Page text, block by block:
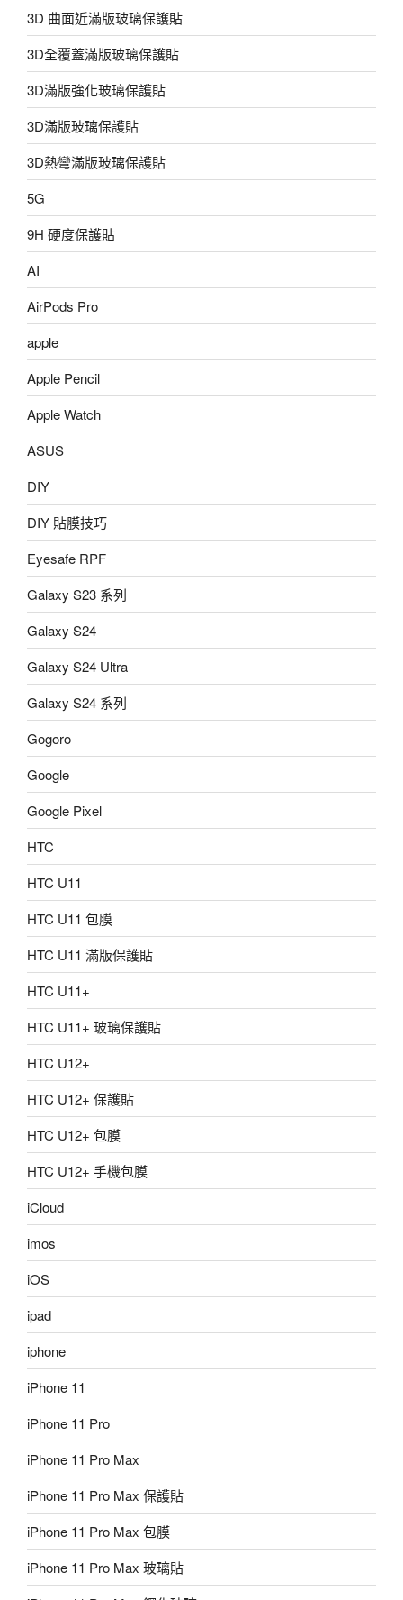
3D 曲面近滿版玻璃保護貼
3D全覆蓋滿版玻璃保護貼
3D滿版強化玻璃保護貼
3D滿版玻璃保護貼
3D熱彎滿版玻璃保護貼
5G
9H 硬度保護貼
AI
AirPods Pro
apple
Apple Pencil
Apple Watch
ASUS
DIY
DIY 貼膜技巧
Eyesafe RPF
Galaxy S23 系列
Galaxy S24
Galaxy S24 Ultra
Galaxy S24 系列
Gogoro
Google
Google Pixel
HTC
HTC U11
HTC U11 包膜
HTC U11 滿版保護貼
HTC U11+
HTC U11+ 玻璃保護貼
HTC U12+
HTC U12+ 保護貼
HTC U12+ 包膜
HTC U12+ 手機包膜
iCloud
imos
iOS
ipad
iphone
iPhone 11
iPhone 11 Pro
iPhone 11 Pro Max
iPhone 11 Pro Max 保護貼
iPhone 11 Pro Max 包膜
iPhone 11 Pro Max 玻璃貼